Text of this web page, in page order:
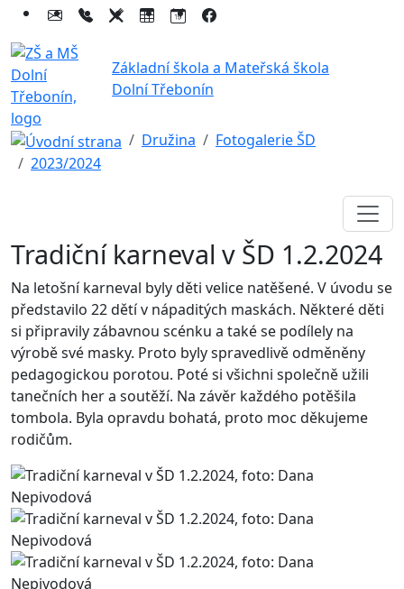
Základní škola a Mateřská škola
Dolní Třebonín
Družina
Fotogalerie ŠD
2023/2024
Tradiční karneval v ŠD 1.2.2024
Na letošní karneval byly děti velice natěšené. V úvodu se
představilo 22 dětí v nápaditých maskách. Některé děti
si připravily zábavnou scénku a také se podílely na
výrobě své masky. Proto byly spravedlivě odměněny
pedagogickou porotou. Poté si všichni společně užili
tanečních her a soutěží. Na závěr každého potěšila
tombola. Byla opravdu bohatá, proto moc děkujeme
rodičům.